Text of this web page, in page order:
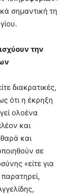
σημαντική τη
την
διακρατικές,
ότι η έκρηξη
ολοένα
και
και
σε
«είτε για